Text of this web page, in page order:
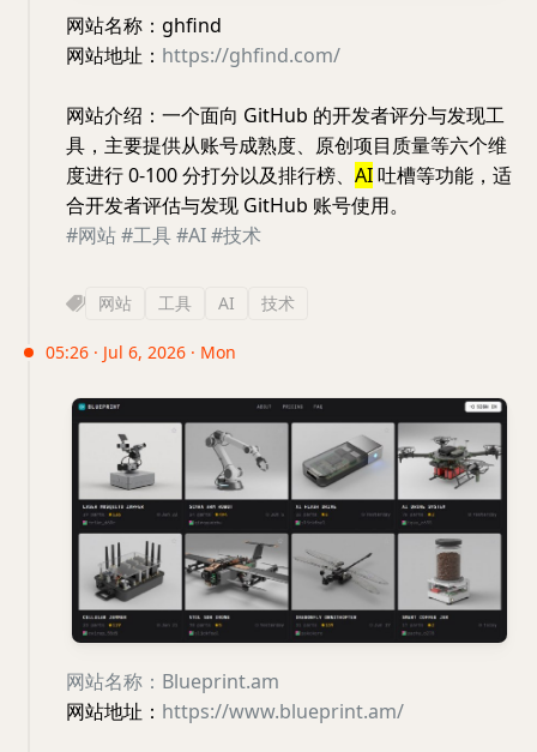
网站名称：ghfind
网站地址： https://ghfind.com/
网站介绍：一个面向 GitHub 的开发者评分与发现工
具，主要提供从账号成熟度、原创项目质量等六个维
度进行 0-100 分打分以及排行榜、 AI吐槽等功能，适
合开发者评估与发现 GitHub 账号使用。
#网站#工具#AI#技术
网站 工具 AI 技术
05:26 · Jul 6, 2026 · Mon
网站名称：Blueprint.am
网站地址： https://www.blueprint.am/